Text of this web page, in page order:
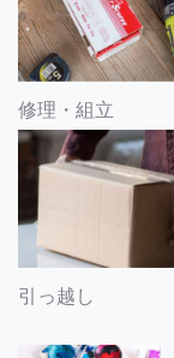
修理・組立
引っ越し